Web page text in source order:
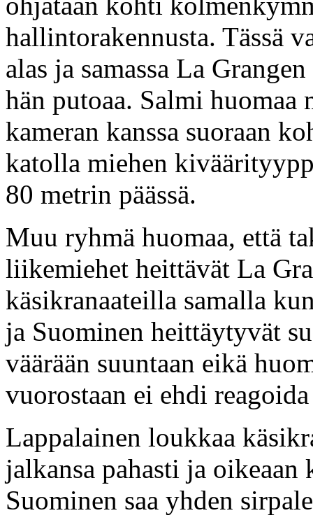
hallintorakennusta. Tässä
alas ja samassa La
hän putoaa. Salmi huomaa
kameran kanssa suoraan
katolla miehen
80 metrin päässä.
Muu ryhmä huomaa, että
liikemiehet heittävät La
käsikranaateilla samalla
ja Suominen heittäytyvät
väärään suuntaan eikä
vuorostaan ei ehdi
Lappalainen loukkaa
jalkansa pahasti ja oikeaan
Suominen saa yhden